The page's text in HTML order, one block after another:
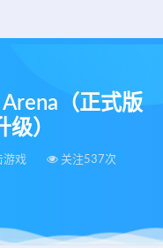
（正式版
）
戏
关注537次